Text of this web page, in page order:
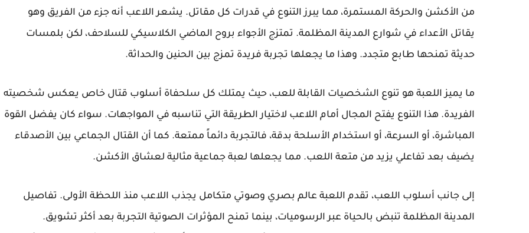
من الأكشن والحركة المستمرة، مما يبرز التنوع في قدرات كل مقاتل. يشعر اللاعب أنه جزء من الفريق وهو
يقاتل الأعداء في شوارع المدينة المظلمة. تمتزج الأجواء بروح الماضي الكلاسيكي للسلاحف، لكن بلمسات
حديثة تمنحها طابع متجدد. وهذا ما يجعلها تجربة فريدة تمزج بين الحنين والحداثة.
ما يميز اللعبة هو تنوع الشخصيات القابلة للعب، حيث يمتلك كل سلحفاة أسلوب قتال خاص يعكس شخصيته
الفريدة. هذا التنوع يفتح المجال أمام اللاعب لاختيار الطريقة التي تناسبه في المواجهات. سواء كان يفضل القوة
المباشرة، أو السرعة، أو استخدام الأسلحة بدقة، فالتجربة دائماً ممتعة. كما أن القتال الجماعي بين الأصدقاء
يضيف بعد تفاعلي يزيد من متعة اللعب. مما يجعلها لعبة جماعية مثالية لعشاق الأكشن.
إلى جانب أسلوب اللعب، تقدم اللعبة عالم بصري وصوتي متكامل يجذب اللاعب منذ اللحظة الأولى. تفاصيل
المدينة المظلمة تنبض بالحياة عبر الرسوميات، بينما تمنح المؤثرات الصوتية التجربة بعد أكثر تشويق.